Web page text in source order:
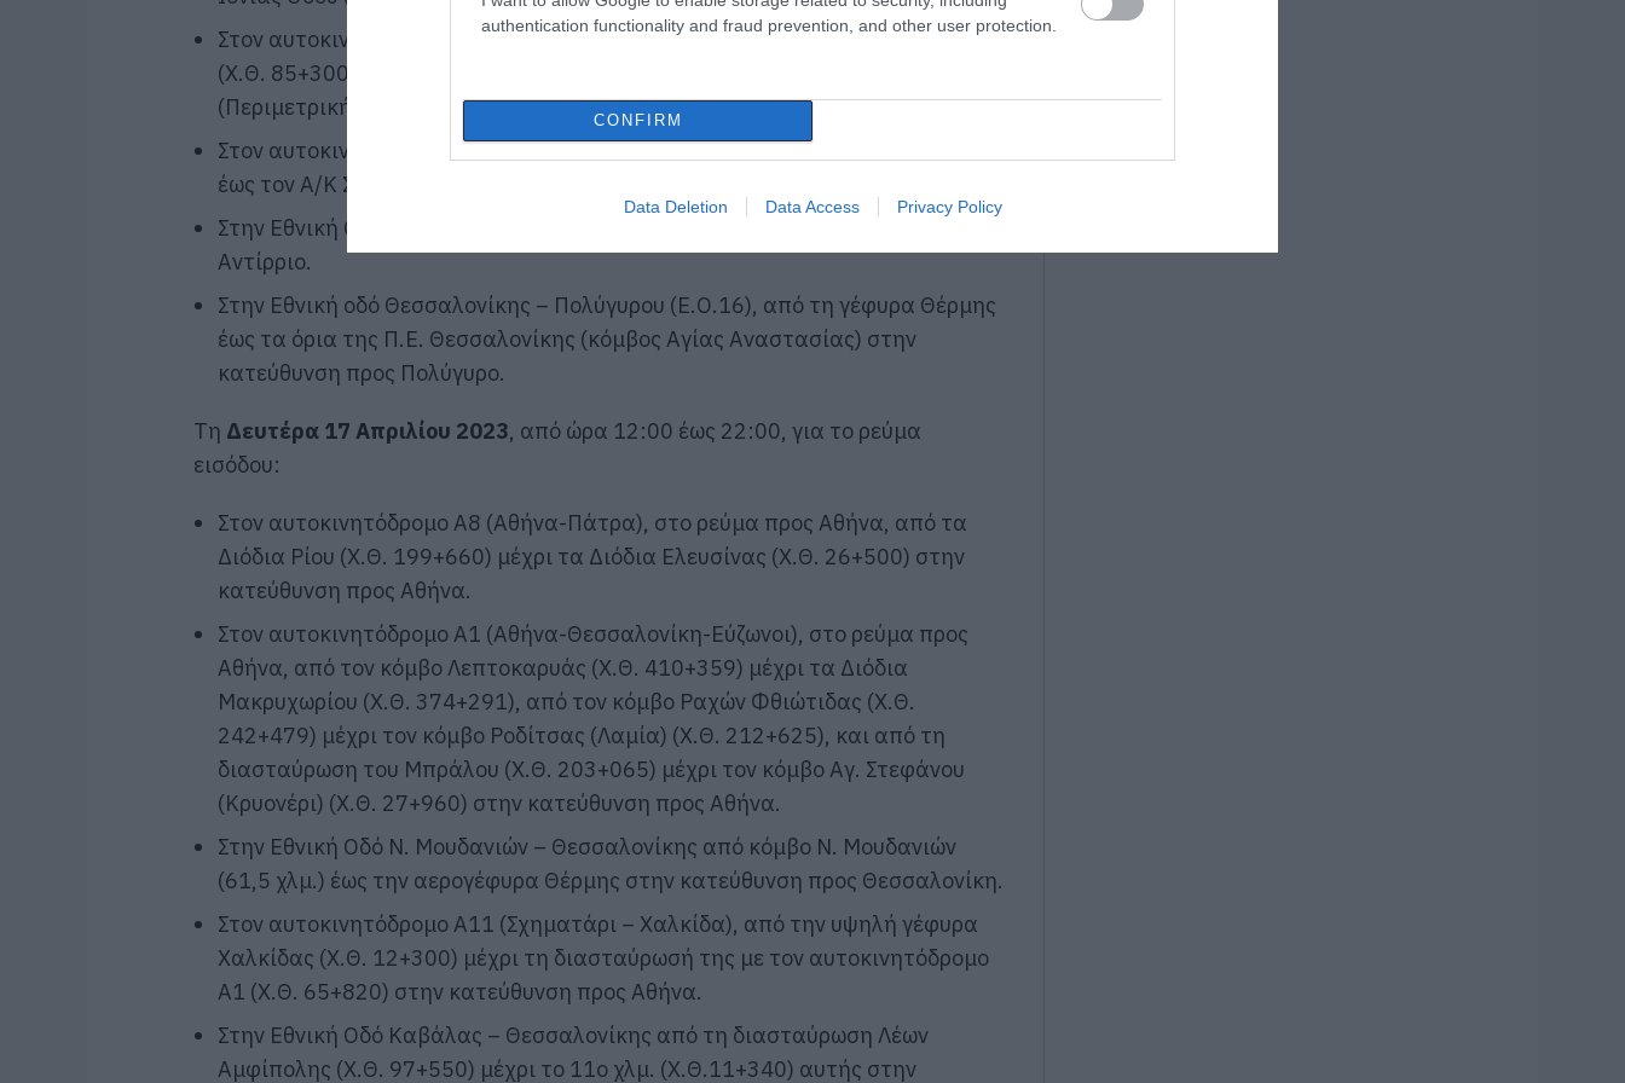
authentication functionality and fraud prevention, and other user protection.
CONFIRM
Data Deletion Data Access Privacy Policy
Στον αυτοκινητόδρομο Α7 (Κεντρικής Πελοποννήσου), από τον Α/Κ Κορίνθου
(Χ.Θ. 85+300) έως τον Ισόπεδο Κυκλικό Κόμβο Σπάρτης (Χ.Θ. 240+800)
(Περιμετρική Καλαμάτας) στην κατεύθυνση προς Καλαμάτα.
Στον αυτοκινητόδρομο Α71 (Λεύκτρο-Σπάρτη) από τον Α/Κ Λεύκτρου (0+000)
έως τον Α/Κ Σπάρτης (Χ.Θ. 45+000) στην κατεύθυνση προς Σπάρτη.
Στην Εθνική Οδό Ιωαννίνων – Άρτας – Αντιρρίου στην κατεύθυνση προς
Αντίρριο.
Στην Εθνική οδό Θεσσαλονίκης – Πολύγυρου (Ε.Ο.16), από τη γέφυρα Θέρμης
έως τα όρια της Π.Ε. Θεσσαλονίκης (κόμβος Αγίας Αναστασίας) στην
κατεύθυνση προς Πολύγυρο.
Τη Δευτέρα 17 Απριλίου 2023, από ώρα 12:00 έως 22:00, για το ρεύμα
εισόδου:
Στον αυτοκινητόδρομο Α8 (Αθήνα-Πάτρα), στο ρεύμα προς Αθήνα, από τα
Διόδια Ρίου (Χ.Θ. 199+660) μέχρι τα Διόδια Ελευσίνας (Χ.Θ. 26+500) στην
κατεύθυνση προς Αθήνα.
Στον αυτοκινητόδρομο Α1 (Αθήνα-Θεσσαλονίκη-Εύζωνοι), στο ρεύμα προς
Αθήνα, από τον κόμβο Λεπτοκαρυάς (Χ.Θ. 410+359) μέχρι τα Διόδια
Μακρυχωρίου (Χ.Θ. 374+291), από τον κόμβο Ραχών Φθιώτιδας (Χ.Θ.
242+479) μέχρι τον κόμβο Ροδίτσας (Λαμία) (Χ.Θ. 212+625), και από τη
διασταύρωση του Μπράλου (Χ.Θ. 203+065) μέχρι τον κόμβο Αγ. Στεφάνου
(Κρυονέρι) (Χ.Θ. 27+960) στην κατεύθυνση προς Αθήνα.
Στην Εθνική Οδό Ν. Μουδανιών – Θεσσαλονίκης από κόμβο Ν. Μουδανιών
(61,5 χλμ.) έως την αερογέφυρα Θέρμης στην κατεύθυνση προς Θεσσαλονίκη.
Στον αυτοκινητόδρομο Α11 (Σχηματάρι – Χαλκίδα), από την υψηλή γέφυρα
Χαλκίδας (Χ.Θ. 12+300) μέχρι τη διασταύρωσή της με τον αυτοκινητόδρομο
Α1 (Χ.Θ. 65+820) στην κατεύθυνση προς Αθήνα.
Στην Εθνική Οδό Καβάλας – Θεσσαλονίκης από τη διασταύρωση Λέων
Αμφίπολης (Χ.Θ. 97+550) μέχρι το 11ο χλμ. (Χ.Θ.11+340) αυτής στην